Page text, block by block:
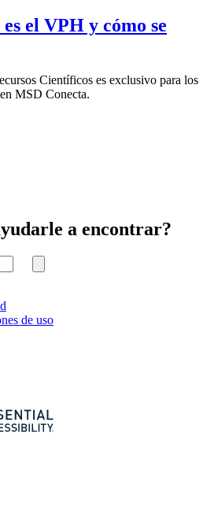
el VPH y cómo se
Científicos es exclusivo para los
MSD Conecta.
a encontrar?
Buscar
de uso